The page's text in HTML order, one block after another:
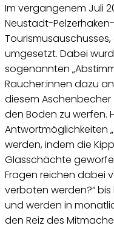
Im vergangenem Juli
Neustadt-
umgesetzt. Dabei
sogenannten
Raucher:innen dazu
diesem
den Boden zu werfen.
Antwortmöglichkeiten
werden, indem die
Glasschächte
Fragen reichen dabei
verboten werden?“
und werden in
den Reiz des